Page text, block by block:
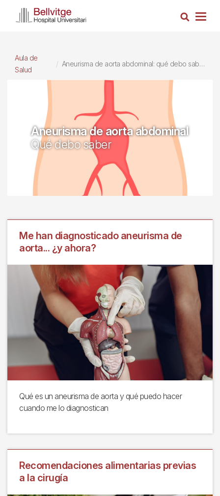
Busca
Aula de
Salud
Aneurisma de aorta abdominal: qué debo saber
Aneurisma de aorta abdominal
Qué debo saber
Me han diagnosticado aneurisma de
aorta... ¿y ahora?
Qué es un aneurisma de aorta y qué puedo hacer
cuando me lo diagnostican
Recomendaciones alimentarias previas
a la cirugía